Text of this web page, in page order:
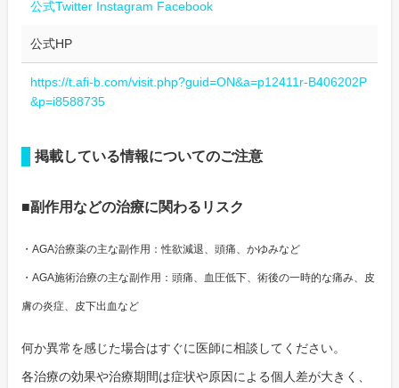
公式Twitter Instagram Facebook
公式HP
https://t.afi-b.com/visit.php?guid=ON&a=p12411r-B406202P
&p=i8588735
掲載している情報についてのご注意
■副作用などの治療に関わるリスク
・AGA治療薬の主な副作用：性欲減退、頭痛、かゆみなど
・AGA施術治療の主な副作用：頭痛、血圧低下、術後の一時的な痛み、皮
膚の炎症、皮下出血など
何か異常を感じた場合はすぐに医師に相談してください。
各治療の効果や治療期間は症状や原因による個人差が大きく、